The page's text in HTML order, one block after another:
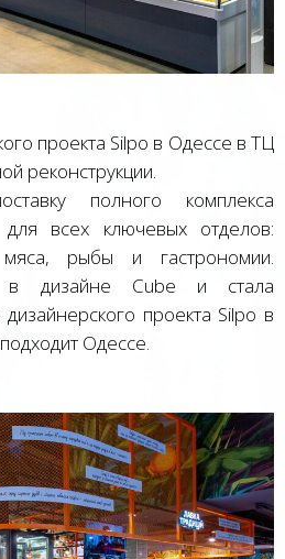
проекта Silpo в Одессе в ТЦ
реконструкции.
полного комплекса
всех ключевых отделов:
мяса, рыбы и гастрономии.
в дизайне Cube и стала
проекта Silpo в
Одессе.